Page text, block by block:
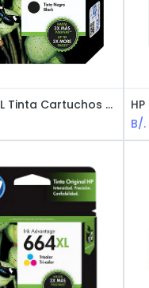
HP 662XL Tinta Cartuchos Negro
B/.